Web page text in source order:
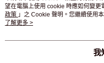
熱門標籤
熱銷排行
望在電腦上使用 cookie 時應如何變更
政策 」之 Cookie 聲明。您繼續使用
條款之 Cookie 聲明使用 cookie。
了解更多 >
我